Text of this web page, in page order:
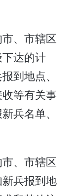
市、市辖区
达的计
到地点、
等有关事
兵名单、
市、市辖区
兵报到地